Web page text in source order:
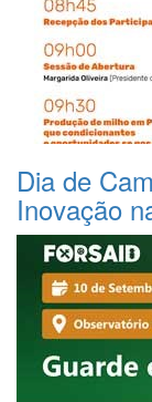
Dia de
Inovação